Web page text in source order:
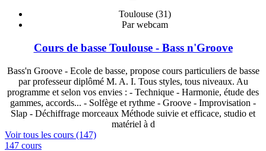
Toulouse (31)
Par webcam
Cours de basse Toulouse - Bass n'Groove
Bass'n Groove - Ecole de basse, propose cours particuliers de basse
par professeur diplômé M. A. I. Tous styles, tous niveaux. Au
programme et selon vos envies : - Technique - Harmonie, étude des
gammes, accords... - Solfège et rythme - Groove - Improvisation -
Slap - Déchiffrage morceaux Méthode suivie et efficace, studio et
matériel à d
Voir tous les cours (147)
147 cours